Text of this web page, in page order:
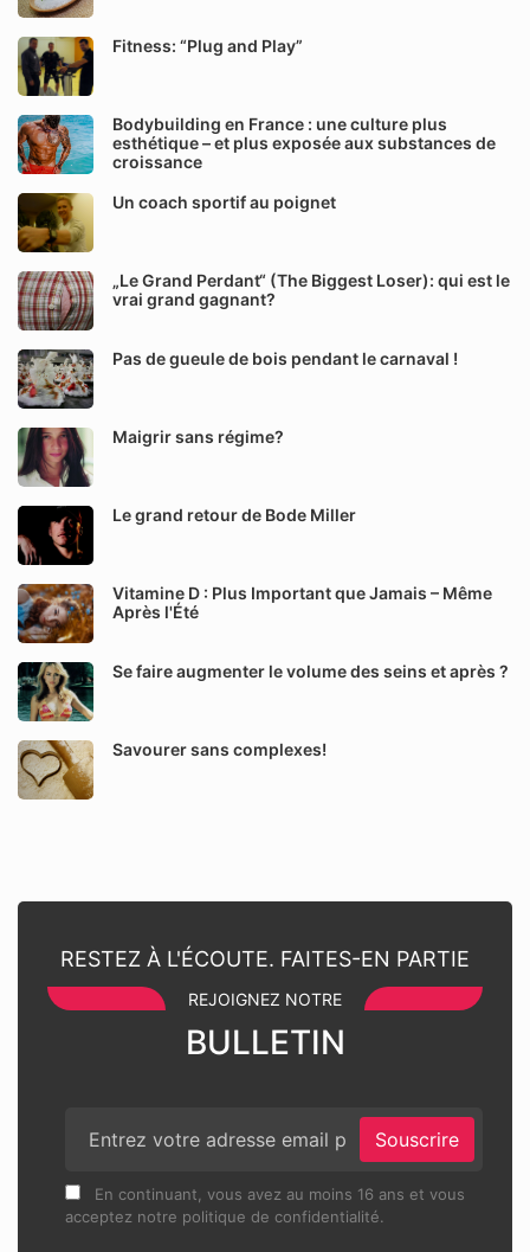
Fitness: “Plug and Play”
Bodybuilding en France : une culture plus
esthétique – et plus exposée aux substances de
croissance
Un coach sportif au poignet
„Le Grand Perdant“ (The Biggest Loser): qui est le
vrai grand gagnant?
Pas de gueule de bois pendant le carnaval !
Maigrir sans régime?
Le grand retour de Bode Miller
Vitamine D : Plus Important que Jamais – Même
Après l'Été
Se faire augmenter le volume des seins et après ?
Savourer sans complexes!
RESTEZ À L'ÉCOUTE. FAITES-EN PARTIE
REJOIGNEZ NOTRE
BULLETIN
Souscrire
En continuant, vous avez au moins 16 ans et vous
acceptez notre politique de confidentialité.